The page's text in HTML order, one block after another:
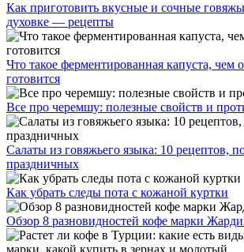
Как приготовить вкусные и сочные
духовке — рецепты
Что такое ферментированная капуста, чем
готовится
Все про черемшу: полезные свойств и
Салаты из говяжьего языка: 10 рецептов,
праздничных
Как убрать следы пота с кожаной куртки
Обзор 8 разновидностей кофе марки